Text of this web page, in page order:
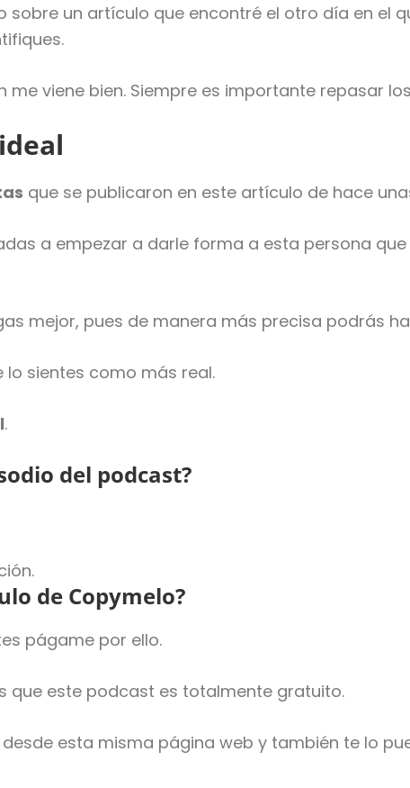
sobre un artículo que encontré el otro día en el
viene bien. Siempre es importante repasar
que se publicaron en este artículo de hace
a empezar a darle forma a esta persona
mejor, pues de manera más precisa podrás
lo sientes como más real.
.
del podcast?
de Copymelo?
págame por ello.
que este podcast es totalmente gratuito.
esta misma página web y también te lo